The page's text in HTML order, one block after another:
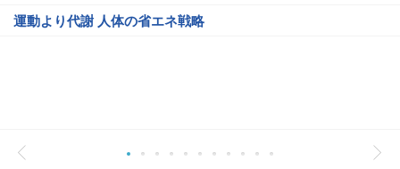
運動より代謝 人体の省エネ戦略